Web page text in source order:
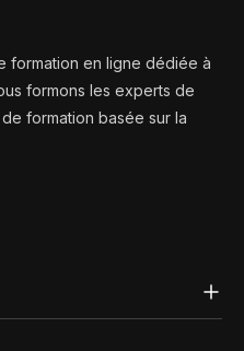
formation en ligne dédiée à
formons les experts de
formation basée sur la